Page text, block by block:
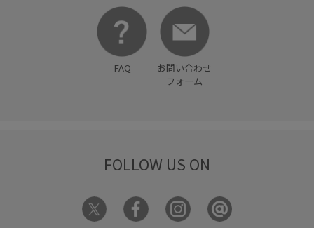
夏の買い足し_通勤pickup 快適 接触冷感
春夏 機能性アイテム_25ss
洗濯機で洗える 清涼感
FAQ
お問い合わせ
フォーム
FOLLOW US ON